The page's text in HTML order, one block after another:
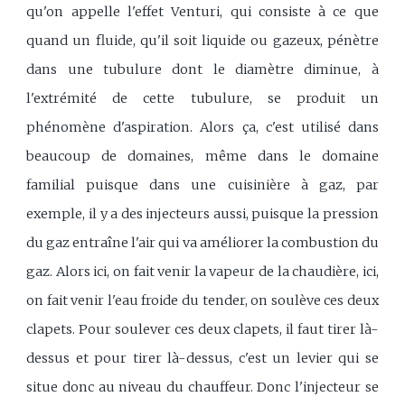
qu'on appelle l'effet Venturi, qui consiste à ce que
quand un fluide, qu'il soit liquide ou gazeux, pénètre
dans une tubulure dont le diamètre diminue, à
l'extrémité de cette tubulure, se produit un
phénomène d'aspiration. Alors ça, c'est utilisé dans
beaucoup de domaines, même dans le domaine
familial puisque dans une cuisinière à gaz, par
exemple, il y a des injecteurs aussi, puisque la pression
du gaz entraîne l'air qui va améliorer la combustion du
gaz. Alors ici, on fait venir la vapeur de la chaudière, ici,
on fait venir l'eau froide du tender, on soulève ces deux
clapets. Pour soulever ces deux clapets, il faut tirer là-
dessus et pour tirer là-dessus, c'est un levier qui se
situe donc au niveau du chauffeur. Donc l'injecteur se